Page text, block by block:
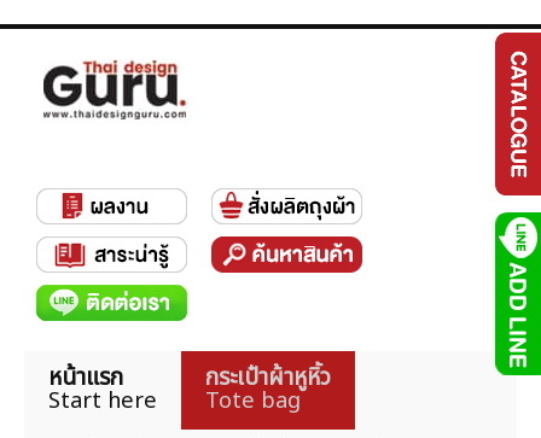
หน้าแรก
Start here
กระเป๋าผ้าหูหิ้ว
Tote bag